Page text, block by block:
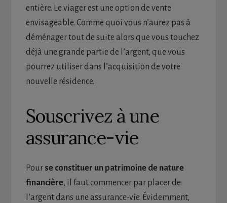
entière. Le viager est une option de vente
envisageable. Comme quoi vous n’aurez pas à
déménager tout de suite alors que vous touchez
déjà une grande partie de l’argent, que vous
pourrez utiliser dans l’acquisition de votre
nouvelle résidence.
Souscrivez à une
assurance-vie
Pour se constituer un patrimoine de nature
financière, il faut commencer par placer de
l’argent dans une assurance-vie. Évidemment,